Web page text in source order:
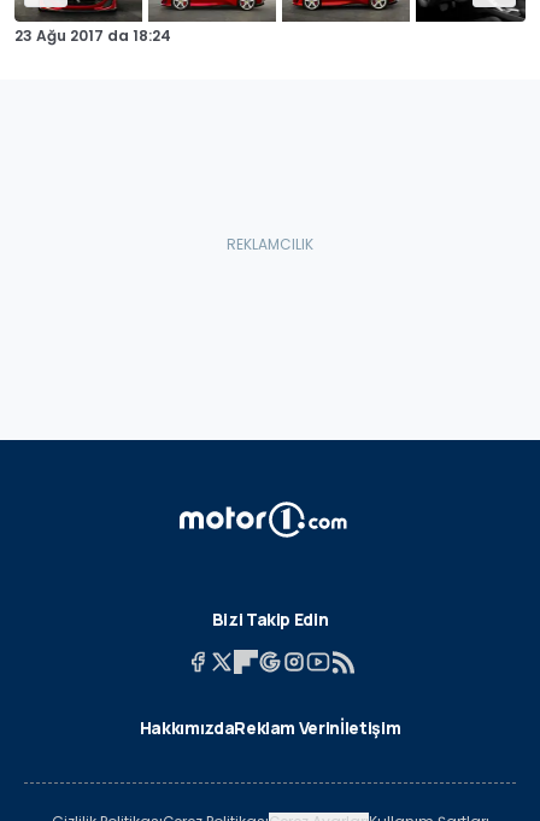
23 Ağu 2017 da 18:24
Bizi Takip Edin
HakkımızdaReklam Verinİletişim